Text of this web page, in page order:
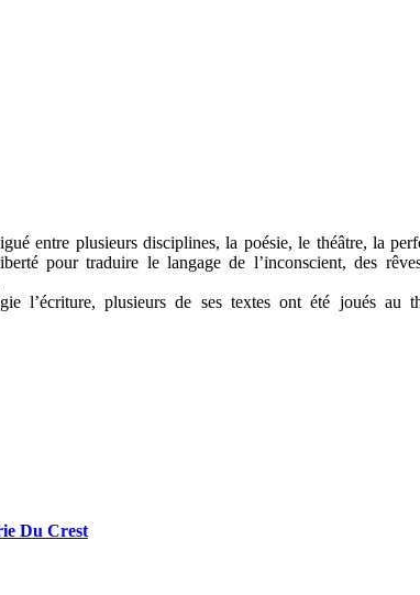
entre plusieurs disciplines, la poésie, le théâtre, la
pour traduire le langage de l’inconscient, des
l’écriture, plusieurs de ses textes ont été joués au
Du Crest